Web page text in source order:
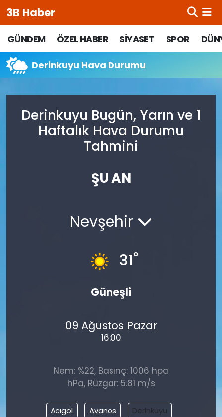
3B Haber
GÜNDEM ÖZEL HABER SİYASET SPOR
Derinkuyu Hava Durumu
Derinkuyu Bugün, Yarın ve 1
Haftalık Hava Durumu
Tahmini
ŞU AN
Nevşehir
31°
Güneşli
09 Ağustos Pazar
16:00
Nem: %22, Basınç: 1006 hpa
hPa, Rüzgar: 5.81 m/s
Acıgöl Avanos
Derinkuyu
Beypazarı Hava Durumu
Beypazarı Trafik Yoğunluk Haritası
Tüm Manşetler
Son Dakika Haberleri